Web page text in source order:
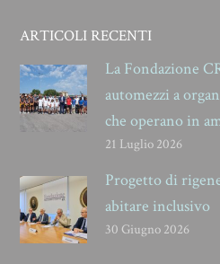
ARTICOLI RECENTI
La Fondazione
automezzi a
che operano in
21 Luglio 2026
Progetto di
abitare inclusivo
30 Giugno 2026